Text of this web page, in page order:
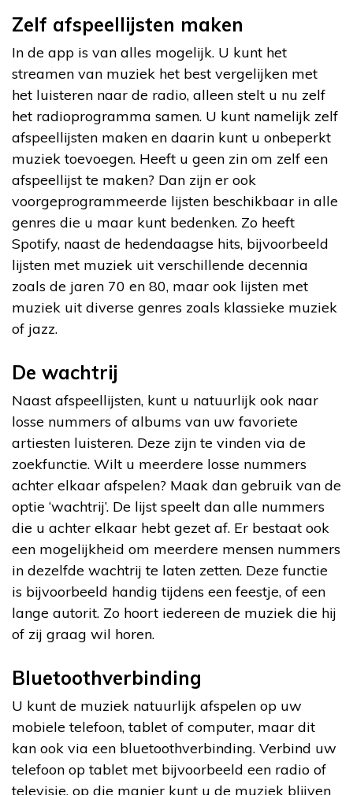
Zelf afspeellijsten maken
In de app is van alles mogelijk. U kunt het
streamen van muziek het best vergelijken met
het luisteren naar de radio, alleen stelt u nu zelf
het radioprogramma samen. U kunt namelijk zelf
afspeellijsten maken en daarin kunt u onbeperkt
muziek toevoegen. Heeft u geen zin om zelf een
afspeellijst te maken? Dan zijn er ook
voorgeprogrammeerde lijsten beschikbaar in alle
genres die u maar kunt bedenken. Zo heeft
Spotify, naast de hedendaagse hits, bijvoorbeeld
lijsten met muziek uit verschillende decennia
zoals de jaren 70 en 80, maar ook lijsten met
muziek uit diverse genres zoals klassieke muziek
of jazz.
De wachtrij
Naast afspeellijsten, kunt u natuurlijk ook naar
losse nummers of albums van uw favoriete
artiesten luisteren. Deze zijn te vinden via de
zoekfunctie. Wilt u meerdere losse nummers
achter elkaar afspelen? Maak dan gebruik van de
optie ‘wachtrij’. De lijst speelt dan alle nummers
die u achter elkaar hebt gezet af. Er bestaat ook
een mogelijkheid om meerdere mensen nummers
in dezelfde wachtrij te laten zetten. Deze functie
is bijvoorbeeld handig tijdens een feestje, of een
lange autorit. Zo hoort iedereen de muziek die hij
of zij graag wil horen.
Bluetoothverbinding
U kunt de muziek natuurlijk afspelen op uw
mobiele telefoon, tablet of computer, maar dit
kan ook via een bluetoothverbinding. Verbind uw
telefoon op tablet met bijvoorbeeld een radio of
televisie, op die manier kunt u de muziek blijven